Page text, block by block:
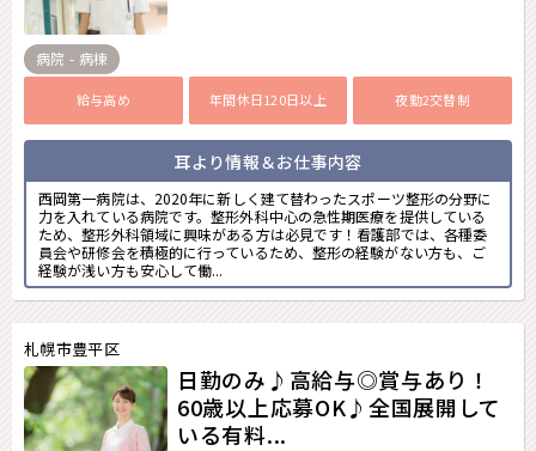
病院 - 病棟
給与高め 年間休日120日以上 夜勤2交替制
耳より情報＆お仕事内容
西岡第一病院は、2020年に新しく建て替わったスポーツ整形の分野に
力を入れている病院です。整形外科中心の急性期医療を提供している
ため、整形外科領域に興味がある方は必見です！看護部では、各種委
員会や研修会を積極的に行っているため、整形の経験がない方も、ご
経験が浅い方も安心して働...
札幌市豊平区
日勤のみ♪高給与◎賞与あり！
60歳以上応募OK♪全国展開して
いる有料...